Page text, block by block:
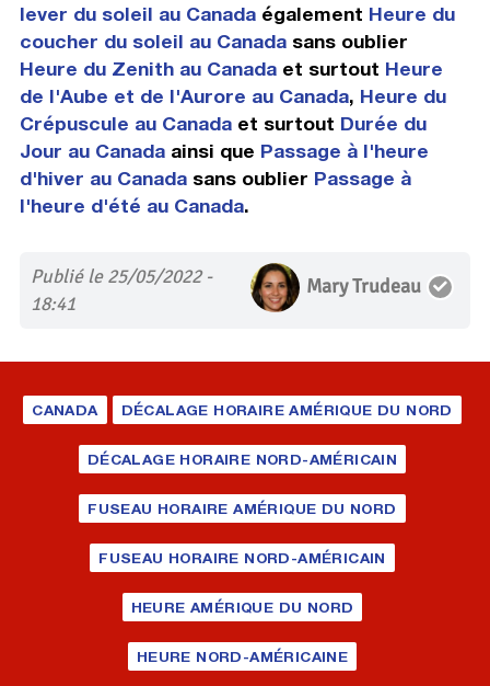
lever du soleil au Canadaégalement Heure du
coucher du soleil au Canadasans oublier
Heure du Zenith au Canadaet surtout Heure
de l'Aube et de l'Aurore au Canada, Heure du
Crépuscule au Canadaet surtout Durée du
Jour au Canadaainsi que Passage à l'heure
d'hiver au Canadasans oublier Passage à
l'heure d'été au Canada.
Publié le 25/05/2022 -
18:41
Mary Trudeau
CANADA DÉCALAGE HORAIRE AMÉRIQUE DU NORD
DÉCALAGE HORAIRE NORD-AMÉRICAIN
FUSEAU HORAIRE AMÉRIQUE DU NORD
FUSEAU HORAIRE NORD-AMÉRICAIN
HEURE AMÉRIQUE DU NORD
HEURE NORD-AMÉRICAINE